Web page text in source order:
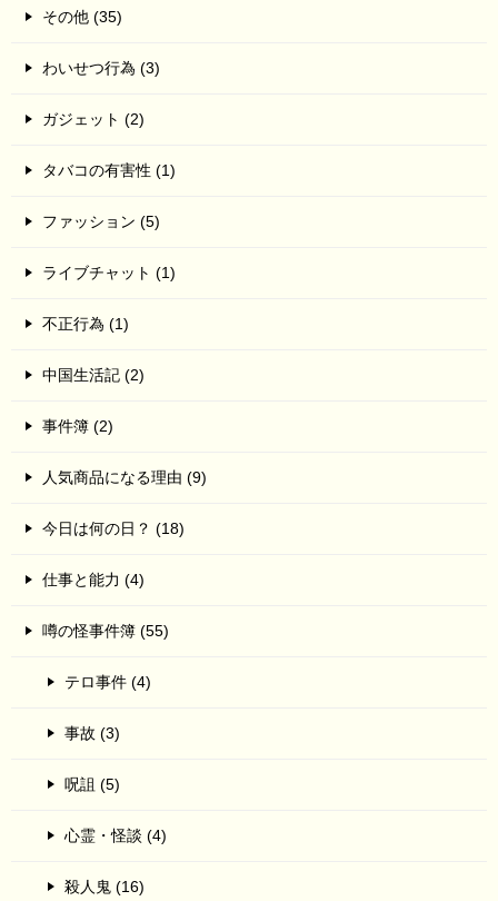
その他 (35)
わいせつ行為 (3)
ガジェット (2)
タバコの有害性 (1)
ファッション (5)
ライブチャット (1)
不正行為 (1)
中国生活記 (2)
事件簿 (2)
人気商品になる理由 (9)
今日は何の日？ (18)
仕事と能力 (4)
噂の怪事件簿 (55)
テロ事件 (4)
事故 (3)
呪詛 (5)
心霊・怪談 (4)
殺人鬼 (16)